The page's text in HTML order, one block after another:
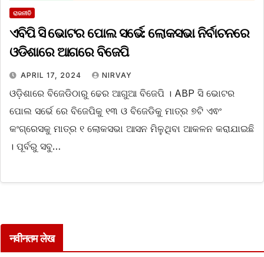
ରାଜନୀତି
ଏବିପି ସି ଭୋଟର ପୋଲ ସର୍ଭେ: ଲୋକସଭା ନିର୍ବାଚନରେ
ଓଡିଶାରେ ଆଗରେ ବିଜେପି
APRIL 17, 2024 NIRVAY
ଓଡ଼ିଶାରେ ବିଜେଡିଠାରୁ ଢେର ଆଗୁଆ ବିଜେପି । ABP ସି ଭୋଟର
ପୋଲ ସର୍ଭେ ରେ ବିଜେପିକୁ ୧୩ ଓ ବିଜେଡିକୁ ମାତ୍ର ୭ଟି ଏଵଂ
କଂଗ୍ରେସକୁ ମାତ୍ର ୧ ଲୋକସଭା ଆସନ ମିଳୁଥିବା ଆକଳନ କରାଯାଇଛି
। ପୂର୍ବରୁ ସବୁ…
नवीनतम लेख